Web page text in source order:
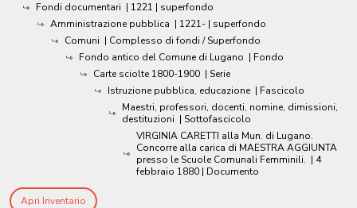
Fondi documentari | 1221 | superfondo
Amministrazione pubblica | 1221- | superfondo
Comuni | Complesso di fondi / Superfondo
Fondo antico del Comune di Lugano | Fondo
Carte sciolte 1800-1900 | Serie
Istruzione pubblica, educazione | Fascicolo
Maestri, professori, docenti, nomine, dimissioni,
destituzioni | Sottofascicolo
VIRGINIA CARETTI alla Mun. di Lugano.
Concorre alla carica di MAESTRA AGGIUNTA
presso le Scuole Comunali Femminili. | 4
febbraio 1880 | Documento
Apri Inventario